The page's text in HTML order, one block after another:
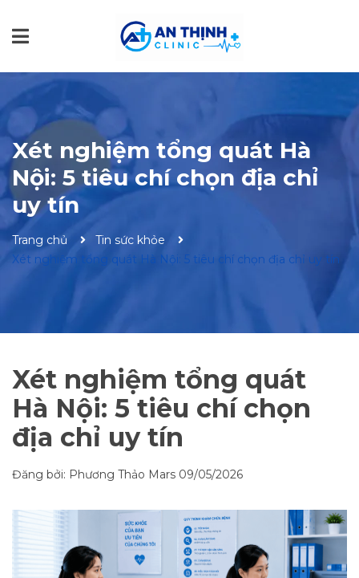
Xét nghiệm tổng quát Hà
Nội: 5 tiêu chí chọn địa chỉ
uy tín
Trang chủ
Tin sức khỏe
Xét nghiệm tổng quát Hà Nội: 5 tiêu chí chọn địa chỉ uy tín
Xét nghiệm tổng quát
Hà Nội: 5 tiêu chí chọn
địa chỉ uy tín
Đăng bởi: Phương Thảo Mars 09/05/2026